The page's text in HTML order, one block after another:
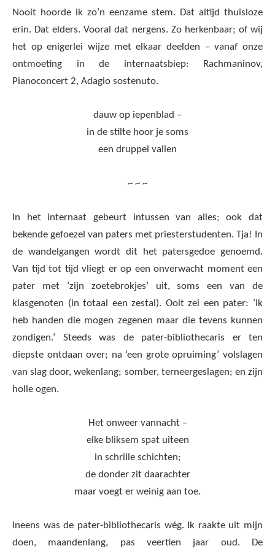
Nooit hoorde ik zo’n eenzame stem. Dat altijd thuisloze
erin. Dat elders. Vooral dat nergens. Zo herkenbaar; of wij
het op enigerlei wijze met elkaar deelden – vanaf onze
ontmoeting in de internaatsbiep: Rachmaninov,
Pianoconcert 2, Adagio sostenuto.
dauw op iepenblad –
in de stilte hoor je soms
een druppel vallen
~ ~ ~
In het internaat gebeurt intussen van alles; ook dat
bekende gefoezel van paters met priesterstudenten. Tja! In
de wandelgangen wordt dit het patersgedoe genoemd.
Van tijd tot tijd vliegt er op een onverwacht moment een
pater met ‘zijn zoetebrokjes’ uit, soms een van de
klasgenoten (in totaal een zestal). Ooit zei een pater: ‘Ik
heb handen die mogen zegenen maar die tevens kunnen
zondigen.’ Steeds was de pater-bibliothecaris er ten
diepste ontdaan over; na ‘een grote opruiming’ volslagen
van slag door, wekenlang; somber, terneergeslagen; en zijn
holle ogen.
Het onweer vannacht –
elke bliksem spat uiteen
in schrille schichten;
de donder zit daarachter
maar voegt er weinig aan toe.
Ineens was de pater-bibliothecaris wég. Ik raakte uit mijn
doen, maandenlang, pas veertien jaar oud. De